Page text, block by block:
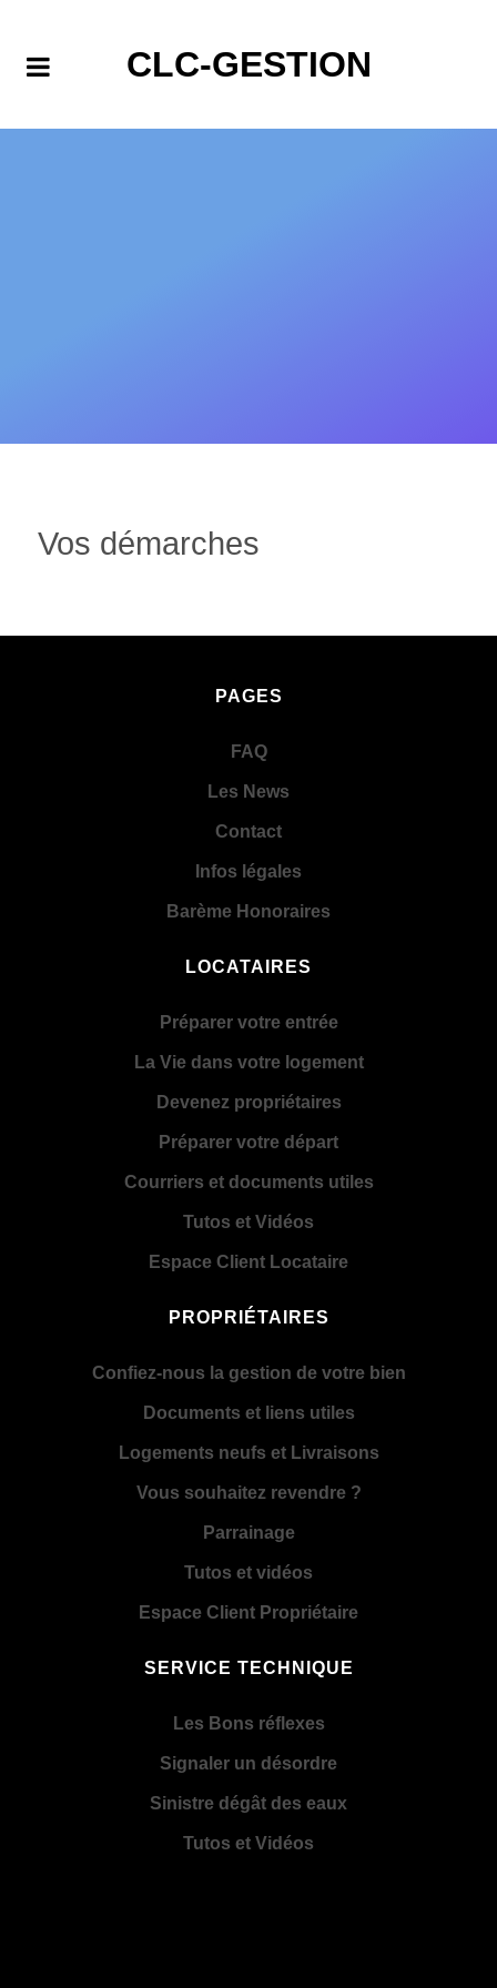
CLC-GESTION
Vos démarches
PAGES
FAQ
Les News
Contact
Infos légales
Barème Honoraires
LOCATAIRES
Préparer votre entrée
La Vie dans votre logement
Devenez propriétaires
Préparer votre départ
Courriers et documents utiles
Tutos et Vidéos
Espace Client Locataire
PROPRIÉTAIRES
Confiez-nous la gestion de votre bien
Documents et liens utiles
Logements neufs et Livraisons
Vous souhaitez revendre ?
Parrainage
Tutos et vidéos
Espace Client Propriétaire
SERVICE TECHNIQUE
Les Bons réflexes
Signaler un désordre
Sinistre dégât des eaux
Tutos et Vidéos